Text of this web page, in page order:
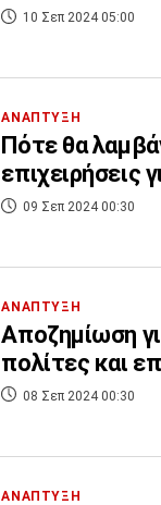
10 Σεπ 2024 05:00
ΑΝΑΠΤΥΞΗ
Πότε θα
επιχειρήσεις
09 Σεπ 2024 00:30
ΑΝΑΠΤΥΞΗ
Αποζημίωση
πολίτες και
08 Σεπ 2024 00:30
ΑΝΑΠΤΥΞΗ